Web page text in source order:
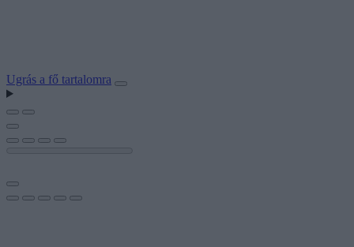
Ugrás a fő tartalomra